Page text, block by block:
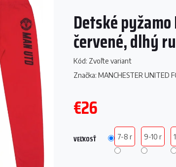
Detské
červené, dlhý
Kód: Zvoľte variant
Značka: MANCHESTER UNITED
€26
cena:
VEĽKOSŤ 7-8 r 9-10 r